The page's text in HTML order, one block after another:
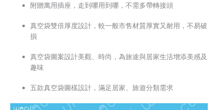
附贈萬用插座，走到哪用到哪，不需多帶轉接頭
真空袋雙倍厚度設計，較一般市售材質厚實又耐用，不易破
損
真空袋圖案設計美觀、時尚，為旅途與居家生活增添美感及
趣味
五款真空袋圖樣設計，滿足居家、旅遊分類需求